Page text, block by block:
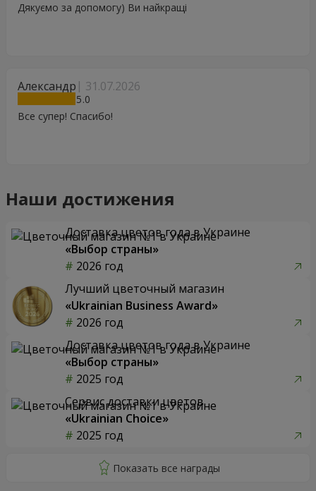
Дякуємо за допомогу) Ви найкращі
Александр 31.07.2026
5
Все супер! Спасибо!
Наши достижения
Доставка цветов года в Украине
«Выбор страны»
2026 год
Лучший цветочный магазин
«Ukrainian Business Award»
2026 год
Доставка цветов года в Украине
«Выбор страны»
2025 год
Сервис доставки цветов
«Ukrainian Choice»
2025 год